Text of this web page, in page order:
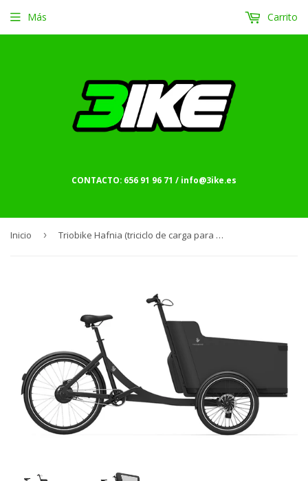
CONTACTO: 656 91 96 71 / info@3ike.es
Más Carrito
Inicio › Triobike Hafnia (triciclo de carga para uso familiar)